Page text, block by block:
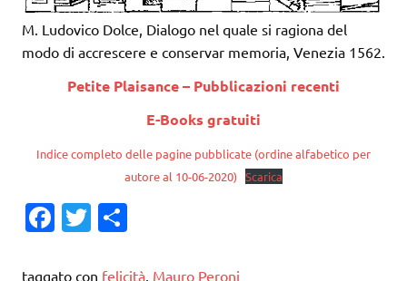
M. Ludovico Dolce, Dialogo nel quale si ragiona del
modo di accrescere e conservar memoria, Venezia 1562.
Petite Plaisance – Pubblicazioni recenti
E-Books gratuiti
Indice completo delle pagine pubblicate (ordine alfabetico per
autore al 10-06-2020) Scarica
Fa T
taggato con felicità Mauro Peroni